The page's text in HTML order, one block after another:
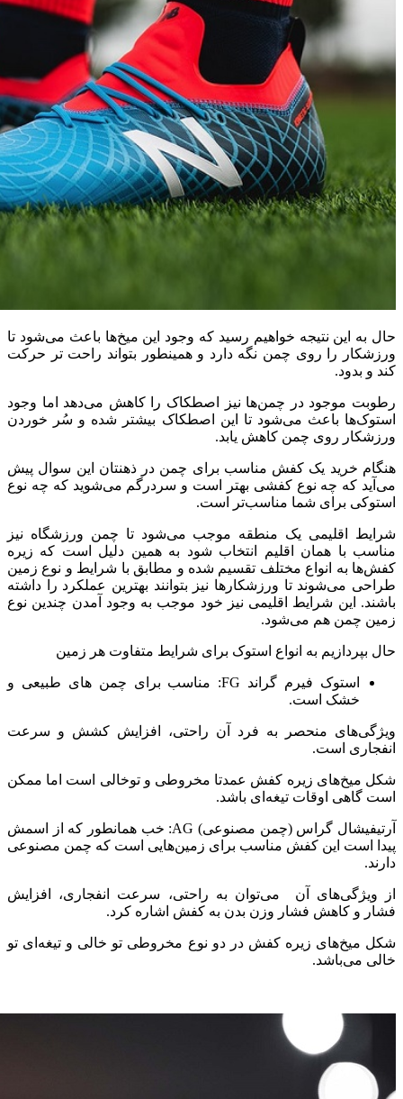
حال به این نتیجه خواهیم رسید که وجود این میخ‌ها باعث می‌شود تا
ورزشکار را روی چمن نگه دارد و همینطور بتواند راحت تر حرکت
کند و بدود.
رطوبت موجود در چمن‌ها نیز اصطکاک را کاهش می‌دهد اما وجود
استوک‌ها باعث می‌شود تا این اصطکاک بیشتر شده و سُر خوردن
ورزشکار روی چمن کاهش یابد.
هنگام خرید یک کفش مناسب برای چمن در ذهنتان این سوال پیش
می‌آید که چه نوع کفشی بهتر است و سردرگم می‌شوید که چه نوع
استوکی برای شما مناسب‌تر است.
شرایط اقلیمی یک منطقه موجب می‌شود تا چمن ورزشگاه نیز
مناسب با همان اقلیم انتخاب شود به همین دلیل است که زیره
کفش‌ها به انواع مختلف تقسیم شده و مطابق با شرایط و نوع زمین
طراحی می‌شوند تا ورزشکار‌ها نیز بتوانند بهترین عملکرد را داشته
باشند. این شرایط اقلیمی نیز خود موجب به وجود آمدن چندین نوع
زمین چمن هم می‌شود.
حال بپردازیم به انواع استوک برای شرایط متفاوت هر زمین
استوک فیرم گراند FG: مناسب برای چمن های طبیعی و
خشک است.
ویژگی‌های منحصر به فرد آن راحتی، افزایش کشش و سرعت
انفجاری است.
شکل میخ‌های زیره کفش عمدتا مخروطی و توخالی است اما ممکن
است گاهی اوقات تیغه‌ای باشد.
آرتیفیشال گراس (چمن مصنوعی) AG: خب همانطور که از اسمش
پیدا است این کفش مناسب برای زمین‌هایی است که چمن مصنوعی
دارند.
از ویژگی‌های آن می‌توان به راحتی، سرعت انفجاری، افزایش
فشار و کاهش فشار وزن بدن به کفش اشاره کرد.
شکل میخ‌های زیره کفش در دو نوع مخروطی تو خالی و تیغه‌ای تو
خالی می‌باشد.